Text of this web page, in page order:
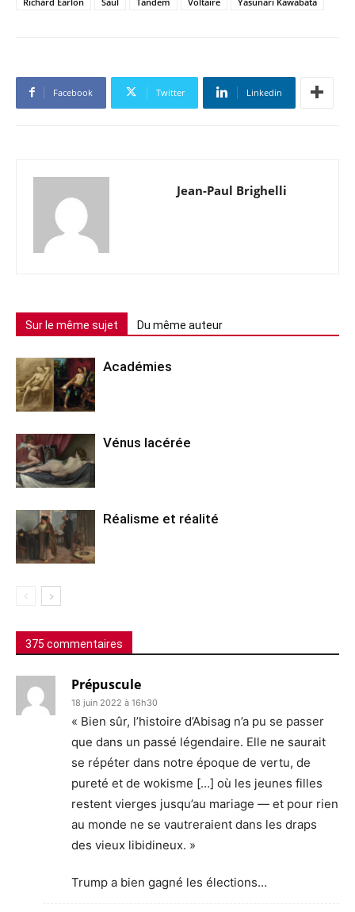
Facebook Twitter Linkedin
Jean-Paul Brighelli
Sur le même sujet Du même auteur
Académies
Vénus lacérée
Réalisme et réalité
375 commentaires
Prépuscule
18 juin 2022 à 16h30
« Bien sûr, l’histoire d’Abisag n’a pu se passer
que dans un passé légendaire. Elle ne saurait
se répéter dans notre époque de vertu, de
pureté et de wokisme […] où les jeunes filles
restent vierges jusqu’au mariage — et pour rien
au monde ne se vautreraient dans les draps
des vieux libidineux. »
Trump a bien gagné les élections…